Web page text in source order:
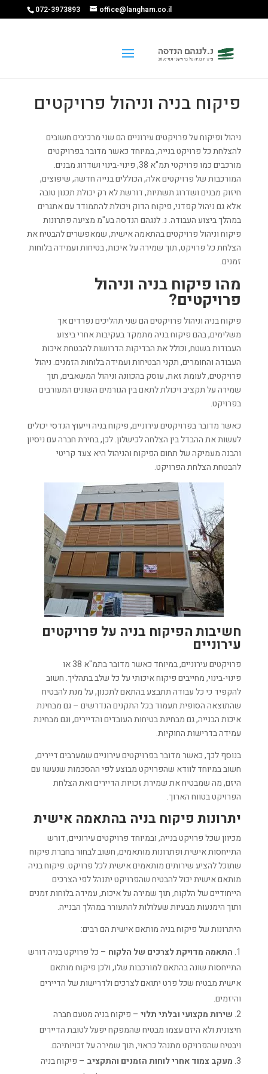
072-3973893 office@langham.co.il
פיקוח בניה וניהול פרויקטים
ניהול ופיקוח על פרויקטים עירוניים הם שני מרכיבים חשובים
להצלחת כל פרויקט בנייה, במיוחד כאשר מדובר בפרויקטים
מורכבים כמו פרויקטי תמ"א 38, פינוי-בינוי ושדרוג מבנים.
המורכבות של פרויקטים אלה, הכוללים בנייה חדשה, שיפוצים,
חיזוק מבנים ושדרוג תשתיות, דורשת לא רק יכולת תכנון טובה
אלא גם ניהול קפדני, פיקוח הדוק ויכולת להתמודד עם אתגרים
במהלך ביצוע העבודה. נ. לנגהם הנדסה בע"מ מציעה פתרונות
פיקוח וניהול פרויקטים בהתאמה אישית, שמאפשרים להבטיח את
הצלחת כל פרויקט, תוך שמירה על איכות, בטיחות ועמידה בלוחות
זמנים.
מהו פיקוח בניה וניהול
פרויקטים?
פיקוח בניה וניהול פרויקטים הם שני תהליכים נפרדים אך
משלימים, בהם פיקוח בניה מתמקד בעקיבות אחרי ביצוע
העבודות בשטח, וכולל את הבדיקות הדרושות להבטחת איכות
העבודה והחומרים, תקני הבטיחות ועמידה בלוחות הזמנים. ניהול
פרויקטים, לעומת זאת, עוסק בהכוונה וניהול המשאבים, תוך
שמירה על תקציב ויכולת לתאם בין הגורמים השונים המעורבים
בפרויקט.
כאשר מדובר בפרויקטים עירוניים, פיקוח בניה וייעוץ הנדסי יכולים
לעשות את ההבדל בין הצלחה לכישלון. לכן, בחירת חברה עם ניסיון
והבנה מעמיקה של תחום הפיקוח והניהול היא צעד קריטי
להבטחת הצלחת הפרויקט.
חשיבות הפיקוח בניה על פרויקטים
עירוניים
פרויקטים עירוניים, במיוחד כאשר מדובר בתמ"א 38 או
פינוי-בינוי, מחייבים פיקוח איכותי על כל שלב בתהליך. חשוב
להקפיד כי כל עבודה תתבצע בהתאם לתכנון, על מנת להבטיח
שהתוצאה הסופית תעמוד בכל התקנים הנדרשים – גם מבחינת
איכות הבנייה, גם מבחינת בטיחות העובדים והדיירים, וגם מבחינת
עמידה בדרישות החוקיות.
בנוסף לכך, כאשר מדובר בפרויקטים עירוניים שמערבים דיירים,
חשוב במיוחד לוודא שהפרויקט מבוצע לפי ההסכמות שנעשו עם
היזם, מה שמבטיח את שמירת זכויות הדיירים ואת הצלחת
הפרויקט בטווח הארוך.
יתרונות פיקוח בניה בהתאמה אישית
מכיוון שכל פרויקט בנייה, ובמיוחד פרויקטים עירוניים, דורש
התייחסות אישית ופתרונות מותאמים, חשוב לבחור בחברת פיקוח
שתוכל להציע שירותים מותאמים אישית לכל פרויקט. פיקוח בניה
מותאם אישית יכול להבטיח שהפרויקט יתנהל לפי הצרכים
הייחודיים של הלקוח, תוך שמירה על איכות, עמידה בלוחות זמנים
ותוך הימנעות מבעיות שעלולות להתעורר במהלך הבנייה.
היתרונות של פיקוח בניה מותאם אישית הם רבים:
התאמה מדויקת לצרכים של הלקוח – כל פרויקט בניה דורש
התייחסות שונה בהתאם למורכבות שלו, ולכן פיקוח מותאם
אישית מבטיח שכל פרט יתואם לצרכים ולדרישות של הדיירים
והיזמים.
שירות מקצועי ובלתי תלוי– פיקוח בניה מטעם חברה
חיצונית ולא היזם עצמו מבטיח שהמפקח יפעל לטובת הדיירים
ויבטיח שהפרויקט מתנהל כראוי, תוך שמירה על זכויותיהם.
מעקב צמוד אחרי לוחות הזמנים והתקציב – פיקוח בניה